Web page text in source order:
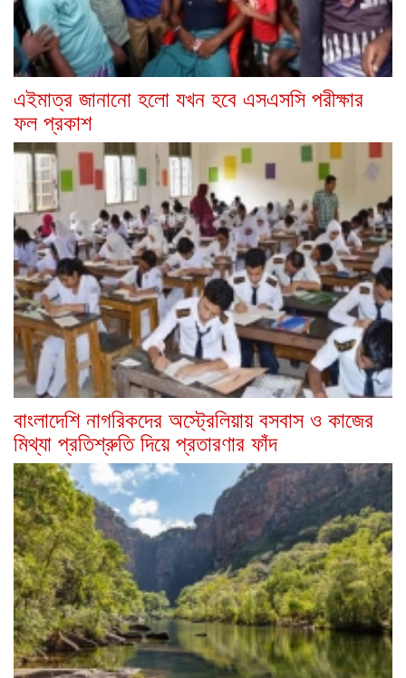
এইমাত্র জানানো হলো যখন হবে এসএসসি পরীক্ষার
ফল প্রকাশ
বাংলাদেশি নাগরিকদের অস্ট্রেলিয়ায় বসবাস ও কাজের
মিথ্যা প্রতিশ্রুতি দিয়ে প্রতারণার ফাঁদ